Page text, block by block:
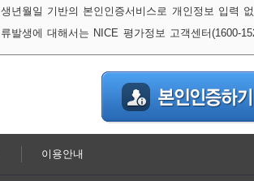
년월일 기반의 본인인증서비스로 개인정보 입력
발생에 대해서는 NICE 평가정보 고객센터(1600-
이용안내